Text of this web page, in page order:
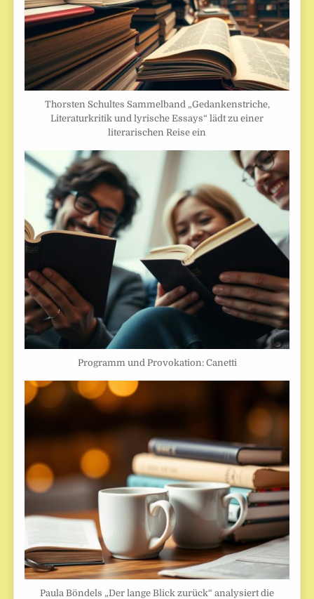
Thorsten Schultes Sammelband „Gedankenstriche,
Literaturkritik und lyrische Essays“ lädt zu einer
literarischen Reise ein
Programm und Provokation: Canetti
Paula Böndels „Der lange Blick zurück“ analysiert die